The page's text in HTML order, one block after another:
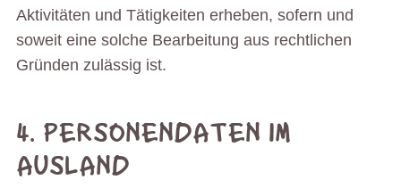
Aktivitäten und Tätigkeiten erheben, sofern und
soweit eine solche Bearbeitung aus rechtlichen
Gründen zulässig ist.
4. PERSONENDATEN IM
AUSLAND